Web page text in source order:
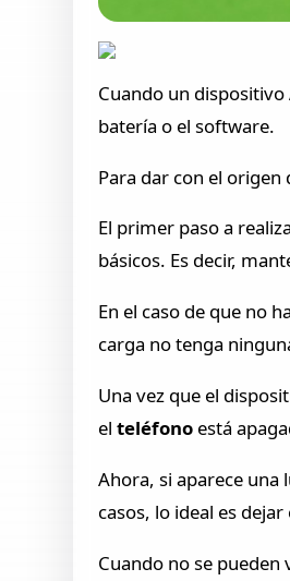
Cuando un dispositivo
batería o el software.
Para dar con el
El primer paso a
básicos. Es decir,
En el caso de que no
carga no tenga
Una vez que el
elteléfono está
Ahora, si aparece una
casos, lo ideal es
Cuando no se